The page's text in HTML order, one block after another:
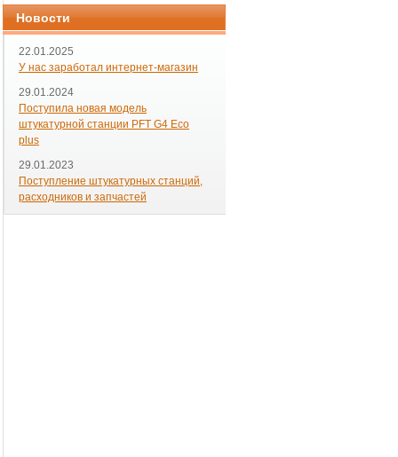
Новости
22.01.2025
У нас заработал интернет-магазин
29.01.2024
Поступила новая модель
штукатурной станции PFT G4 Eco
plus
29.01.2023
Поступление штукатурных станций,
расходников и запчастей